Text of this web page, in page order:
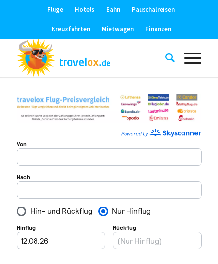
Flüge Hotels Bahn Pauschalreisen
Kreuzfahrten Mietwagen Finanzen